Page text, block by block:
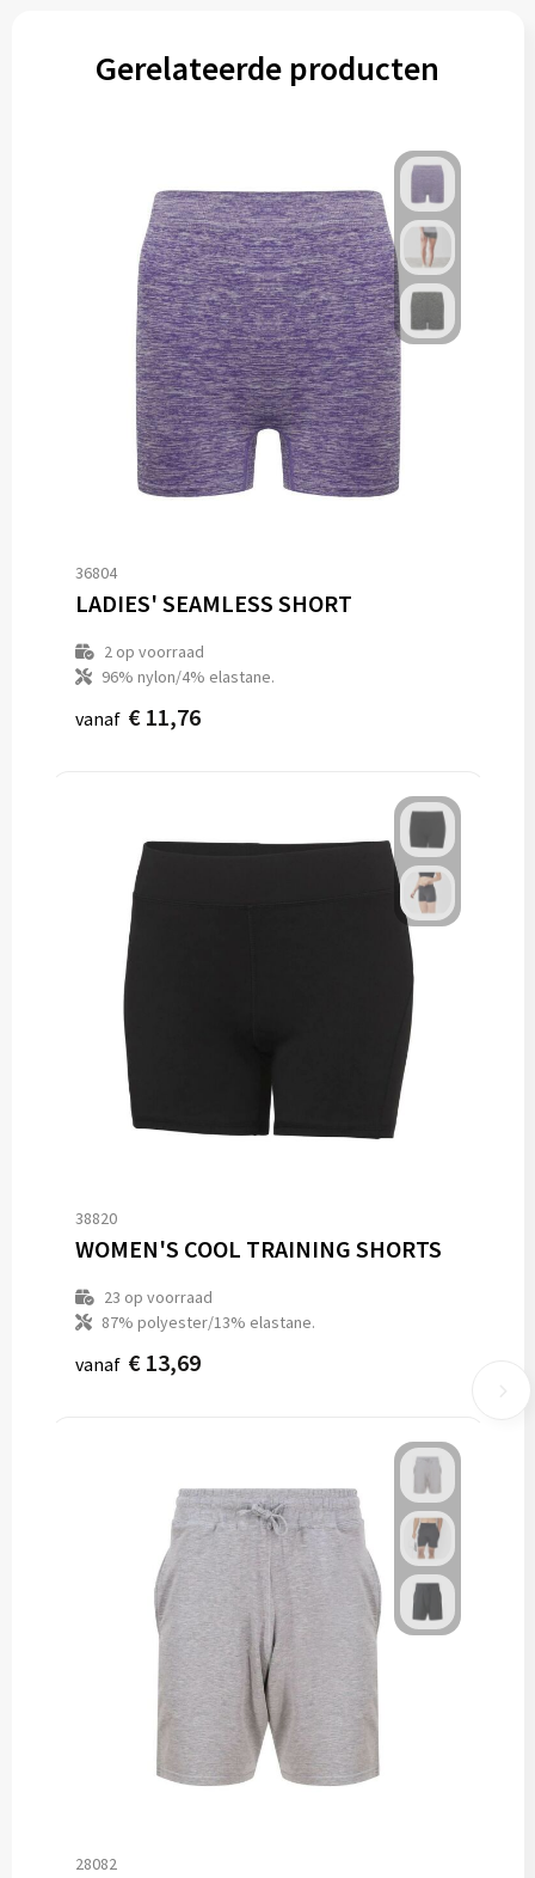
Gerelateerde producten
36804
LADIES' SEAMLESS SHORT
2op voorraad
96% nylon/4% elastane.
vanaf € 11,76
38820
WOMEN'S COOL TRAINING SHORTS
23 op voorraad
87% polyester/13% elastane.
vanaf € 13,69
28082